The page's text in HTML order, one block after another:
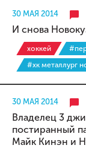
30 МАЯ 2014
И снова
хоккей
#хк металлург
30 МАЯ 2014
Владелец 3
постиранный
Майк Кинэн и